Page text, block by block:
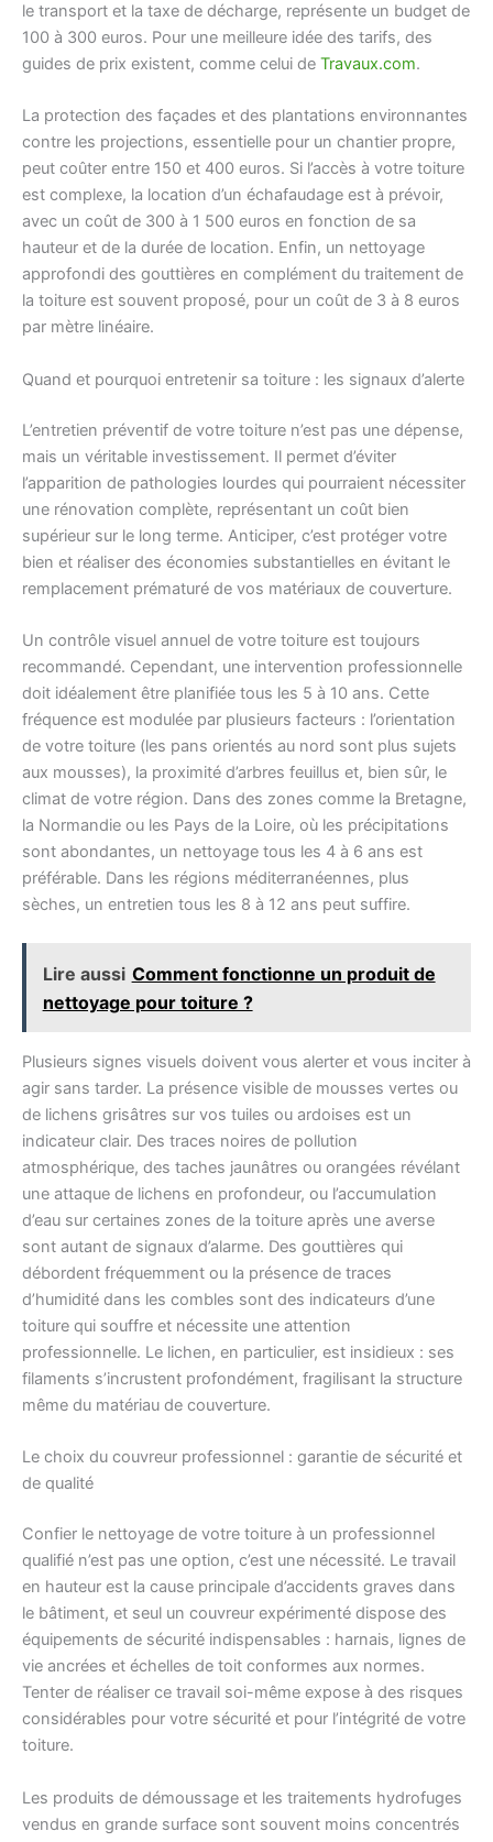
le transport et la taxe de décharge, représente un budget de
100 à 300 euros. Pour une meilleure idée des tarifs, des
guides de prix existent, comme celui de Travaux.com.
La protection des façades et des plantations environnantes
contre les projections, essentielle pour un chantier propre,
peut coûter entre 150 et 400 euros. Si l’accès à votre toiture
est complexe, la location d’un échafaudage est à prévoir,
avec un coût de 300 à 1 500 euros en fonction de sa
hauteur et de la durée de location. Enfin, un nettoyage
approfondi des gouttières en complément du traitement de
la toiture est souvent proposé, pour un coût de 3 à 8 euros
par mètre linéaire.
Quand et pourquoi entretenir sa toiture : les signaux d’alerte
L’entretien préventif de votre toiture n’est pas une dépense,
mais un véritable investissement. Il permet d’éviter
l’apparition de pathologies lourdes qui pourraient nécessiter
une rénovation complète, représentant un coût bien
supérieur sur le long terme. Anticiper, c’est protéger votre
bien et réaliser des économies substantielles en évitant le
remplacement prématuré de vos matériaux de couverture.
Un contrôle visuel annuel de votre toiture est toujours
recommandé. Cependant, une intervention professionnelle
doit idéalement être planifiée tous les 5 à 10 ans. Cette
fréquence est modulée par plusieurs facteurs : l’orientation
de votre toiture (les pans orientés au nord sont plus sujets
aux mousses), la proximité d’arbres feuillus et, bien sûr, le
climat de votre région. Dans des zones comme la Bretagne,
la Normandie ou les Pays de la Loire, où les précipitations
sont abondantes, un nettoyage tous les 4 à 6 ans est
préférable. Dans les régions méditerranéennes, plus
sèches, un entretien tous les 8 à 12 ans peut suffire.
Lire aussi Comment fonctionne un produit de
nettoyage pour toiture ?
Plusieurs signes visuels doivent vous alerter et vous inciter à
agir sans tarder. La présence visible de mousses vertes ou
de lichens grisâtres sur vos tuiles ou ardoises est un
indicateur clair. Des traces noires de pollution
atmosphérique, des taches jaunâtres ou orangées révélant
une attaque de lichens en profondeur, ou l’accumulation
d’eau sur certaines zones de la toiture après une averse
sont autant de signaux d’alarme. Des gouttières qui
débordent fréquemment ou la présence de traces
d’humidité dans les combles sont des indicateurs d’une
toiture qui souffre et nécessite une attention
professionnelle. Le lichen, en particulier, est insidieux : ses
filaments s’incrustent profondément, fragilisant la structure
même du matériau de couverture.
Le choix du couvreur professionnel : garantie de sécurité et
de qualité
Confier le nettoyage de votre toiture à un professionnel
qualifié n’est pas une option, c’est une nécessité. Le travail
en hauteur est la cause principale d’accidents graves dans
le bâtiment, et seul un couvreur expérimenté dispose des
équipements de sécurité indispensables : harnais, lignes de
vie ancrées et échelles de toit conformes aux normes.
Tenter de réaliser ce travail soi-même expose à des risques
considérables pour votre sécurité et pour l’intégrité de votre
toiture.
Les produits de démoussage et les traitements hydrofuges
vendus en grande surface sont souvent moins concentrés